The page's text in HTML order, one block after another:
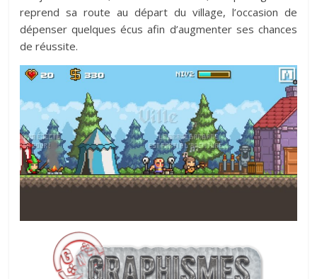
reprend sa route au départ du village, l’occasion de
dépenser quelques écus afin d’augmenter ses chances
de réussite.